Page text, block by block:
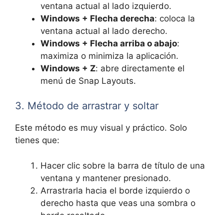
ventana actual al lado izquierdo.
Windows + Flecha derecha: coloca la
ventana actual al lado derecho.
Windows + Flecha arriba o abajo:
maximiza o minimiza la aplicación.
Windows + Z: abre directamente el
menú de Snap Layouts.
3. Método de arrastrar y soltar
Este método es muy visual y práctico. Solo
tienes que:
Hacer clic sobre la barra de título de una
ventana y mantener presionado.
Arrastrarla hacia el borde izquierdo o
derecho hasta que veas una sombra o